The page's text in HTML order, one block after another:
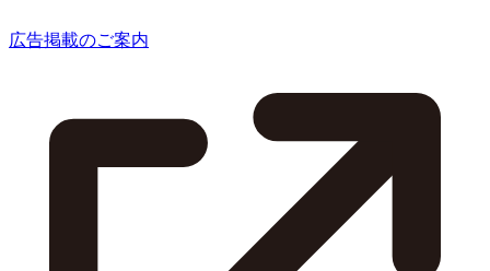
広告掲載のご案内